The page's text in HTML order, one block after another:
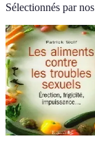
Sélectionnés par